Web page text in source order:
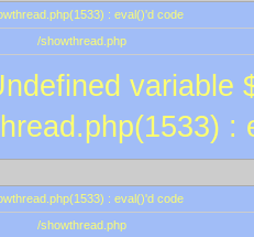
: eval()'d code
/showthread.php
variable
:
: eval()'d code
/showthread.php